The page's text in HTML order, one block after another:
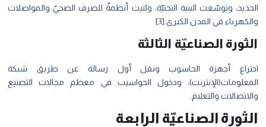
الحديد، وتوسّعت البنية التحتيّة، وبُنيت أنظمةٌ للصرف الصحيّ والمواصلات
والكهرباء في المدن الكبرى.[3]
الثورة الصناعيّة الثالثة
اختراع أجهزة الحاسوب ونقل أول رسالة عن طريق شبكة
المعلومات(الإنترنت)، ودخول الحواسيب في معظم مجالات التصنيع
والاتصالات والتعليم.
الثورة الصناعيّة الرابعة